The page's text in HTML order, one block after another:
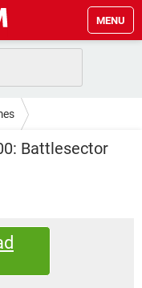
MENU
Battlesector